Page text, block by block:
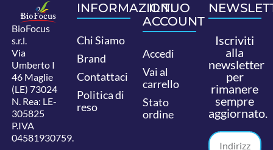
BioFocus
s.r.l.
Via
Umberto I
46 Maglie
(LE) 73024
N. Rea: LE-
305825
P.IVA
04581930759.
INFORMAZIONI
Chi Siamo
Brand
Contattaci
Politica di
reso
IL TUO
ACCOUNT
Accedi
Vai al
carrello
Stato
ordine
Iscriviti
alla
newsletter
per
rimanere
sempre
aggiornato.